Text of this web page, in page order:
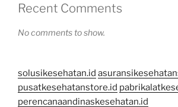
Recent Comments
No comments to show.
solusikesehatan.id
pusatkesehatanstore.id
perencanaandinaskesehatan.id